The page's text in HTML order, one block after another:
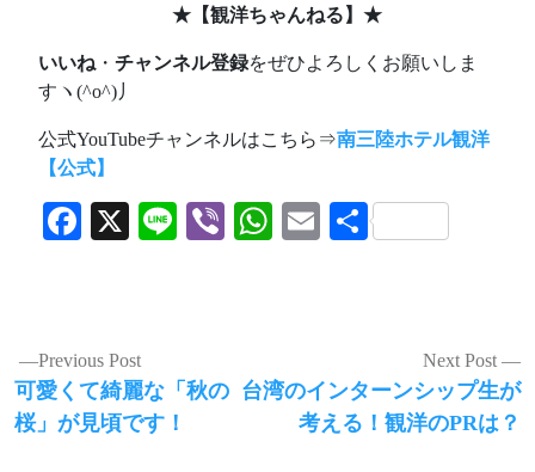
★ 【観洋ちゃんねる】 ★
いいね ・ チャンネル登録をぜひよろしくお願いしま
すヽ(^o^)丿
公式YouTubeチャンネルはこちら⇒南三陸ホテル観洋
【公式】
Facebook
X LineViberWhatsApp
Email
共
投
稿
ナ
Previous Post
Previous
post:
可愛くて綺麗な「秋の
桜」が見頃です！
Next Post
Next
台湾のインターンシップ生が
考える！観洋のPRは？